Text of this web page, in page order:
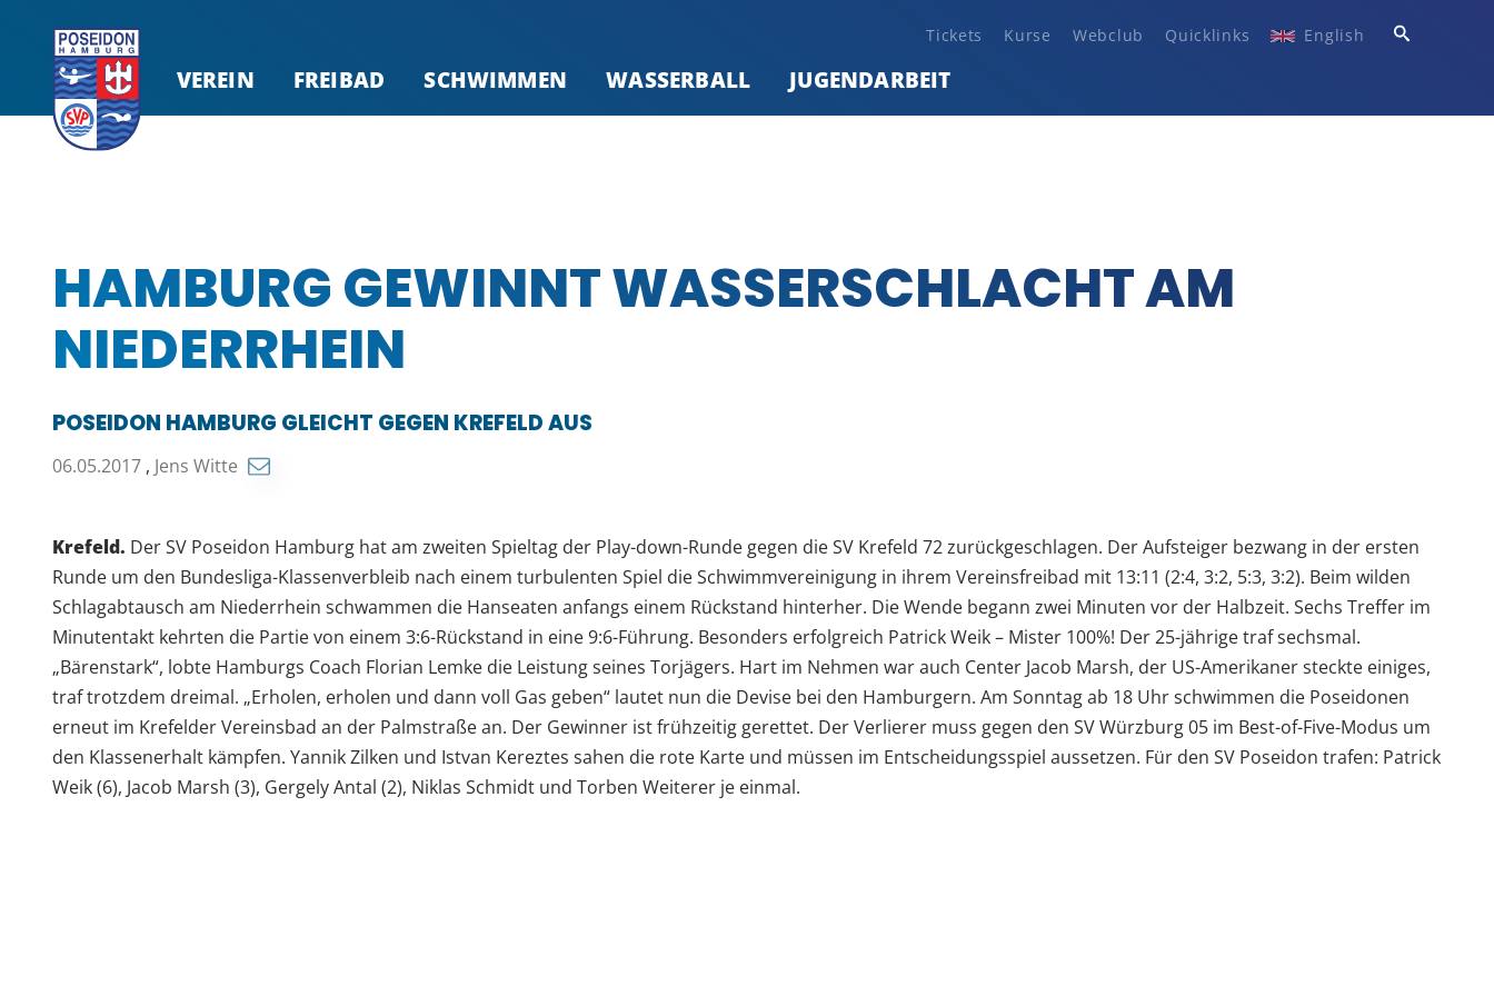
Tickets Kurse Webclub Quicklinks English
VEREIN FREIBAD SCHWIMMEN WASSERBALL JUGENDARBEIT
HAMBURG GEWINNT WASSERSCHLACHT AM
NIEDERRHEIN
POSEIDON HAMBURG GLEICHT GEGEN KREFELD AUS
06.05.2017 , Jens Witte
Krefeld. Der SV Poseidon Hamburg hat am zweiten Spieltag der Play-down-Runde gegen die SV Krefeld 72 zurückgeschlagen. Der Aufsteiger bezwang in der ersten
Runde um den Bundesliga-Klassenverbleib nach einem turbulenten Spiel die Schwimmvereinigung in ihrem Vereinsfreibad mit 13:11 (2:4, 3:2, 5:3, 3:2). Beim wilden
Schlagabtausch am Niederrhein schwammen die Hanseaten anfangs einem Rückstand hinterher. Die Wende begann zwei Minuten vor der Halbzeit. Sechs Treffer im
Minutentakt kehrten die Partie von einem 3:6-Rückstand in eine 9:6-Führung. Besonders erfolgreich Patrick Weik – Mister 100%! Der 25-jährige traf sechsmal.
„Bärenstark“, lobte Hamburgs Coach Florian Lemke die Leistung seines Torjägers. Hart im Nehmen war auch Center Jacob Marsh, der US-Amerikaner steckte einiges,
traf trotzdem dreimal. „Erholen, erholen und dann voll Gas geben“ lautet nun die Devise bei den Hamburgern. Am Sonntag ab 18 Uhr schwimmen die Poseidonen
erneut im Krefelder Vereinsbad an der Palmstraße an. Der Gewinner ist frühzeitig gerettet. Der Verlierer muss gegen den SV Würzburg 05 im Best-of-Five-Modus um
den Klassenerhalt kämpfen. Yannik Zilken und Istvan Kereztes sahen die rote Karte und müssen im Entscheidungsspiel aussetzen. Für den SV Poseidon trafen: Patrick
Weik (6), Jacob Marsh (3), Gergely Antal (2), Niklas Schmidt und Torben Weiterer je einmal.